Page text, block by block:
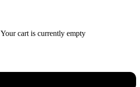
Your cart is currently empty